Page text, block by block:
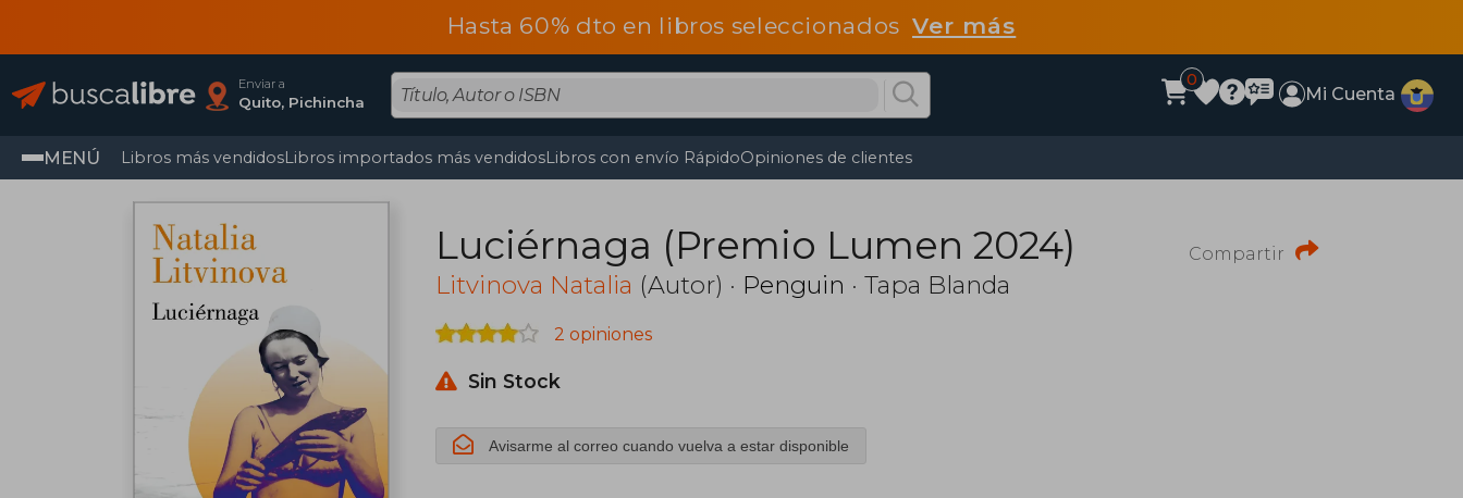
Hasta 60% dto en libros seleccionadosVer más
Enviar a
Quito, Pichincha
0
Mi Cuenta
MENÚ Libros más vendidosLibros importados más vendidosLibros con envío RápidoOpiniones de clientes
Compartir
Luciérnaga (Premio Lumen 2024)
Litvinova Natalia (Autor) · Penguin · Tapa Blanda
2 opiniones
Sin Stock
Avisarme al correo cuando vuelva a estar disponible